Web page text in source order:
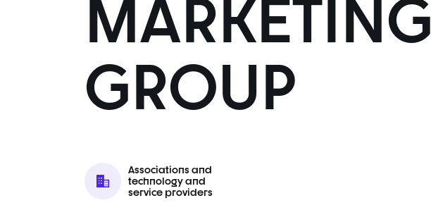
MARKETING
GROUP
Associations and
technology and
service providers